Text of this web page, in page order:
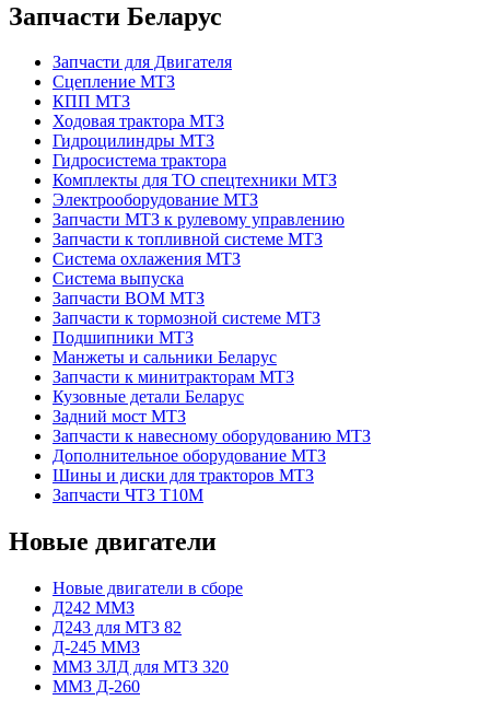
Запчасти Беларус
Запчасти для Двигателя
Сцепление МТЗ
КПП МТЗ
Ходовая трактора МТЗ
Гидроцилиндры МТЗ
Гидросистема трактора
Комплекты для ТО спецтехники МТЗ
Электрооборудование МТЗ
Запчасти МТЗ к рулевому управлению
Запчасти к топливной системе МТЗ
Система охлажения МТЗ
Система выпуска
Запчасти ВОМ МТЗ
Запчасти к тормозной системе МТЗ
Подшипники МТЗ
Манжеты и сальники Беларус
Запчасти к минитракторам МТЗ
Кузовные детали Беларус
Задний мост МТЗ
Запчасти к навесному оборудованию МТЗ
Дополнительное оборудование МТЗ
Шины и диски для тракторов МТЗ
Запчасти ЧТЗ Т10М
Новые двигатели
Новые двигатели в сборе
Д242 ММЗ
Д243 для МТЗ 82
Д-245 ММЗ
ММЗ 3ЛД для МТЗ 320
ММЗ Д-260